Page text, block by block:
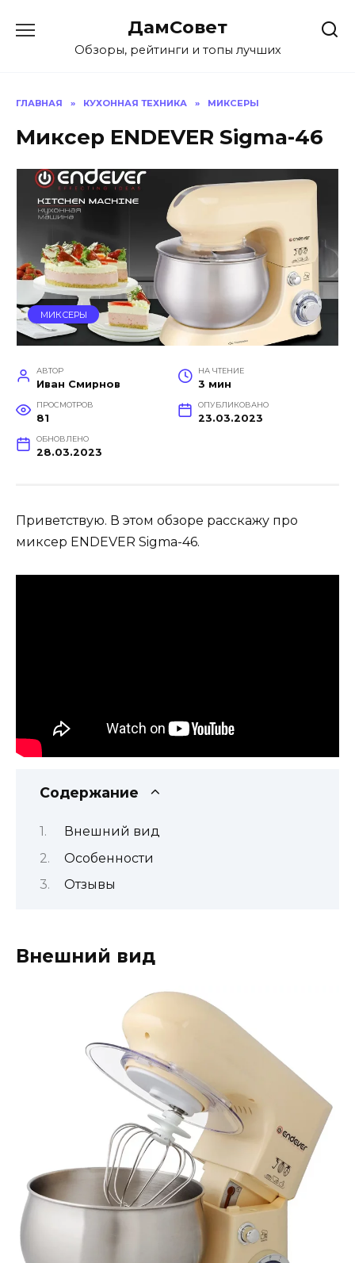
содержанию
ДамСовет
Обзоры, рейтинги и топы лучших
ГЛАВНАЯ » КУХОННАЯ ТЕХНИКА » МИКСЕРЫ
Миксер ENDEVER Sigma-46
МИКСЕРЫ
АВТОР
Иван Смирнов
НА ЧТЕНИЕ
3 мин
ПРОСМОТРОВ
81
ОПУБЛИКОВАНО
23.03.2023
ОБНОВЛЕНО
28.03.2023
Приветствую. В этом обзоре расскажу про
миксер ENDEVER Sigma-46.
Содержание
Внешний вид
Особенности
Отзывы
Внешний вид